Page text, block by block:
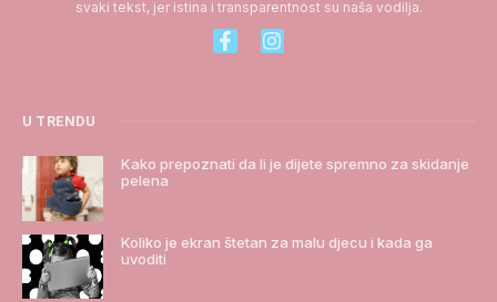
svaki tekst, jer istina i transparentnost su naša vodilja.
U TRENDU
Kako prepoznati da li je dijete spremno za skidanje
pelena
Koliko je ekran štetan za malu djecu i kada ga
uvoditi